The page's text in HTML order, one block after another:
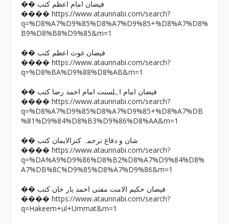
�� فیضان امام اعظم کتب
���� https://www.ataunnabi.com/search?
q=%D8%A7%D9%85%D8%A7%D9%85+%D8%A7%D8%
B9%D8%B8%D9%85&m=1
�� فیضان غوث اعظم کتب
���� https://www.ataunnabi.com/search?
q=%D8%BA%D9%88%D8%AB&m=1
�� فیضان امام اہلسنت امام احمد رضا کتب
���� https://www.ataunnabi.com/search?
q=%D8%A7%D9%85%D8%A7%D9%85+%D8%A7%DB
%81%D9%84%D8%B3%D9%86%D8%AA&m=1
�� شان و دفاع ترجمہ کنزالایمان کتب
���� https://www.ataunnabi.com/search?
q=%DA%A9%D9%86%D8%B2%D8%A7%D9%84%D8%
A7%DB%8C%D9%85%D8%A7%D9%86&m=1
�� فیضان حکیم الامت مفتی احمد یار خان کتب
���� https://www.ataunnabi.com/search?
q=Hakeem+ul+Ummat&m=1